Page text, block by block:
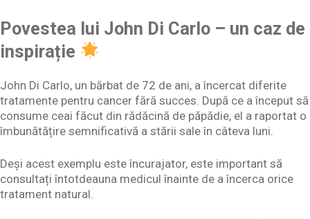
Povestea lui John Di Carlo – un caz de
inspirație
John Di Carlo, un bărbat de 72 de ani, a încercat diferite
tratamente pentru cancer fără succes. După ce a început să
consume ceai făcut din rădăcină de păpădie, el a raportat o
îmbunătățire semnificativă a stării sale în câteva luni.
Deși acest exemplu este încurajator, este important să
consultați întotdeauna medicul înainte de a încerca orice
tratament natural.